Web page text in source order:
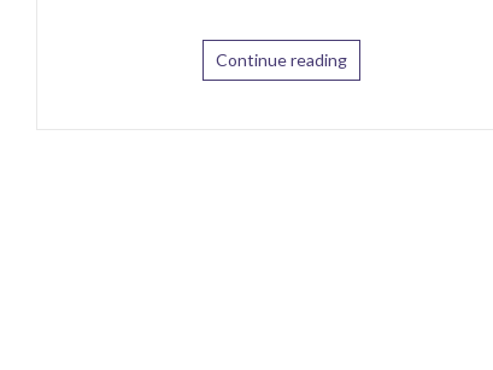
Continue reading